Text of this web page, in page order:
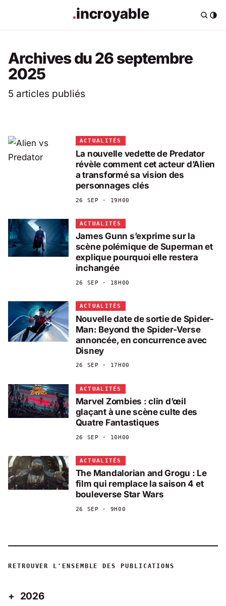
Archives du 26 septembre
2025
5 articles publiés
ACTUALITÉS
La nouvelle vedette de Predator
révèle comment cet acteur d’Alien
a transformé sa vision des
personnages clés
26 SEP · 19H00
ACTUALITÉS
James Gunn s’exprime sur la
scène polémique de Superman et
explique pourquoi elle restera
inchangée
26 SEP · 18H00
ACTUALITÉS
Nouvelle date de sortie de Spider-
Man: Beyond the Spider-Verse
annoncée, en concurrence avec
Disney
26 SEP · 17H00
ACTUALITÉS
Marvel Zombies : clin d’œil
glaçant à une scène culte des
Quatre Fantastiques
26 SEP · 10H00
ACTUALITÉS
The Mandalorian and Grogu : Le
film qui remplace la saison 4 et
bouleverse Star Wars
26 SEP · 9H00
RETROUVER L'ENSEMBLE DES PUBLICATIONS
2026